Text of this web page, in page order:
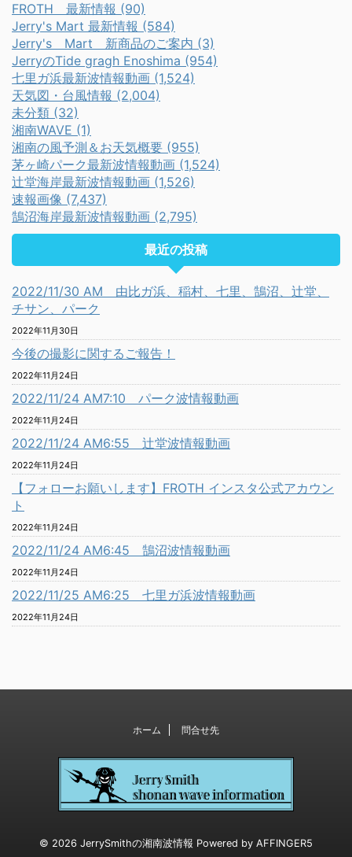
FROTH 最新情報 (90)
Jerry's Mart 最新情報 (584)
Jerry's Mart 新商品のご案内 (3)
JerryのTide gragh Enoshima (954)
七里ガ浜最新波情報動画 (1,524)
天気図・台風情報 (2,004)
未分類 (32)
湘南WAVE (1)
湘南の風予測＆お天気概要 (955)
茅ヶ崎パーク最新波情報動画 (1,524)
辻堂海岸最新波情報動画 (1,526)
速報画像 (7,437)
鵠沼海岸最新波情報動画 (2,795)
最近の投稿
2022/11/30 AM 由比ガ浜、稲村、七里、鵠沼、辻堂、
チサン、パーク
2022年11月30日
今後の撮影に関するご報告！
2022年11月24日
2022/11/24 AM7:10 パーク波情報動画
2022年11月24日
2022/11/24 AM6:55 辻堂波情報動画
2022年11月24日
【フォローお願いします】FROTH インスタ公式アカウン
ト
2022年11月24日
2022/11/24 AM6:45 鵠沼波情報動画
2022年11月24日
2022/11/25 AM6:25 七里ガ浜波情報動画
2022年11月24日
ホーム 問合せ先
© 2026 JerrySmithの湘南波情報 Powered by AFFINGER5